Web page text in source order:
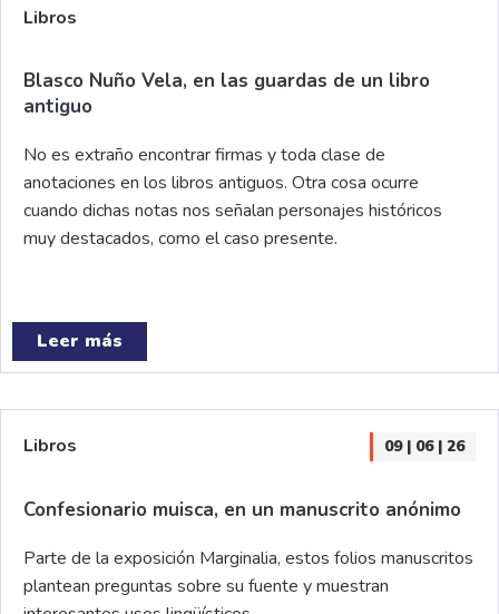
Libros
Blasco Nuño Vela, en las guardas de un libro
antiguo
No es extraño encontrar firmas y toda clase de
anotaciones en los libros antiguos. Otra cosa ocurre
cuando dichas notas nos señalan personajes históricos
muy destacados, como el caso presente.
Leer más
Libros 09 | 06 | 26
Confesionario muisca, en un manuscrito anónimo
Parte de la exposición Marginalia, estos folios manuscritos
plantean preguntas sobre su fuente y muestran